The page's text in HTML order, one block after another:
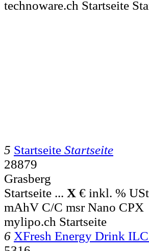
technoware.ch Startseite
5 Startseite Startseite
28879
Grasberg
Startseite ... X € inkl. %
mAhV C/C msr Nano CPX
mylipo.ch Startseite
6 XFresh Energy Drink